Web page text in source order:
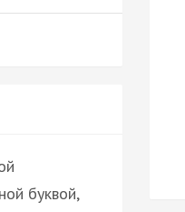
буквой,